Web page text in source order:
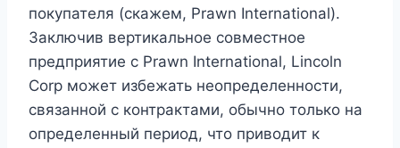
покупателя (скажем, Prawn International).
Заключив вертикальное совместное
предприятие с Prawn International, Lincoln
Corp может избежать неопределенности,
связанной с контрактами, обычно только на
определенный период, что приводит к